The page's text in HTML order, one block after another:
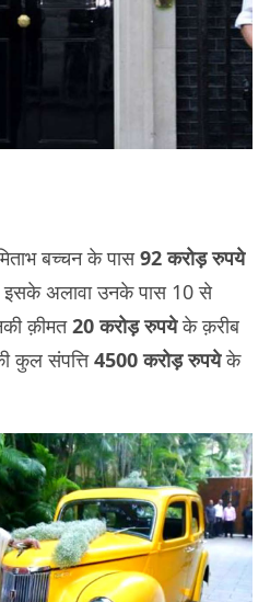
बच्चन के पास92 करोड़ रुपये
इसके अलावा उनके पास 10 से
क़ीमत20 करोड़ रुपयेके क़रीब
कुल संपत्ति4500 करोड़ रुपयेके